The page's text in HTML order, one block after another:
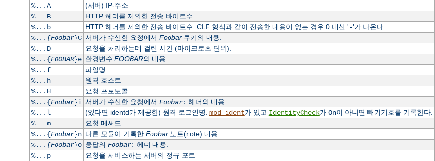
%...A
(서버) IP-주소
%...B
HTTP 헤더를 제외한 전송 바이트수.
%...b
HTTP 헤더를 제외한 전송 바이트수. CLF 형식과 같이 전송한 내용이 없는 경우 0 대신 '-'가 나온다.
%...{Foobar}C 서버가 수신한 요청에서 Foobar쿠키의 내용.
%...D
요청을 처리하는데 걸린 시간 (마이크로초 단위).
%...{FOOBAR}e 환경변수 FOOBAR의 내용
%...f
파일명
%...h
원격 호스트
%...H
요청 프로토콜
%...{Foobar}i 서버가 수신한 요청에서 Foobar: 헤더의 내용.
%...l
(있다면 identd가 제공한) 원격 로그인명. mod_ident가 있고 IdentityCheck가 On이 아니면 빼기기호를 기록한다.
%...m
요청 메써드
%...{Foobar}n 다른 모듈이 기록한 Foobar노트(note) 내용.
%...{Foobar}o 응답의 Foobar: 헤더 내용.
%...p
요청을 서비스하는 서버의 정규 포트